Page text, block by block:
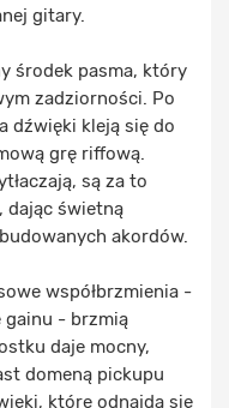
gitary.
środek pasma, który
zadziorności. Po
dźwięki kleją się do
grę riffową.
są za to
dając świetną
akordów.
współbrzmienia -
gainu - brzmią
daje mocny,
domeną pickupu
które odnajdą się